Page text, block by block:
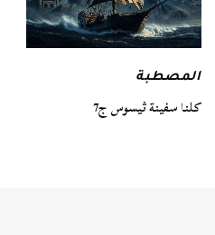
المصطبة
كلنا سفينة ثيسوس ج7